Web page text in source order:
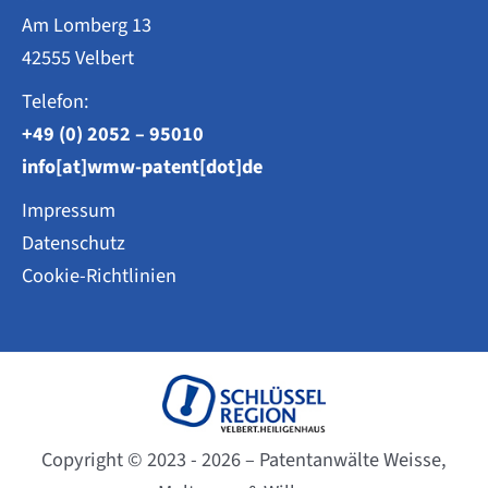
Am Lomberg 13
42555 Velbert
Telefon:
+49 (0) 2052 – 95010
info[at]wmw-patent[dot]de
Impressum
Datenschutz
Cookie-Richtlinien
Copyright © 2023 - 2026 – Patentanwälte Weisse,